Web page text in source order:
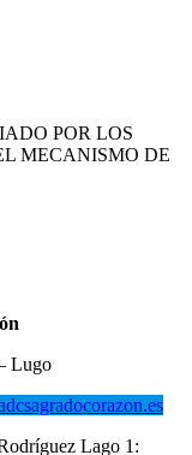
POR LOS
MECANISMO DE
Lugo
Lago 1: